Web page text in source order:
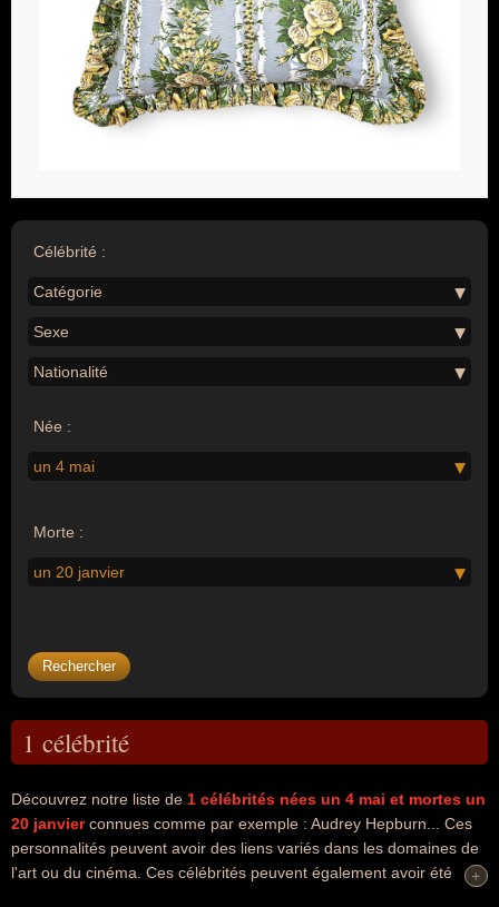
Célébrité :
Catégorie
Sexe
Nationalité
Née :
un 4 mai
Morte :
un 20 janvier
1 célébrité
Découvrez notre liste de 1 célébrités nées un 4 mai et mortes un
20 janvierconnues comme par exemple : Audrey Hepburn... Ces
personnalités peuvent avoir des liens variés dans les domaines de
l'art ou du cinéma. Ces célébrités peuvent également avoir été
+
+